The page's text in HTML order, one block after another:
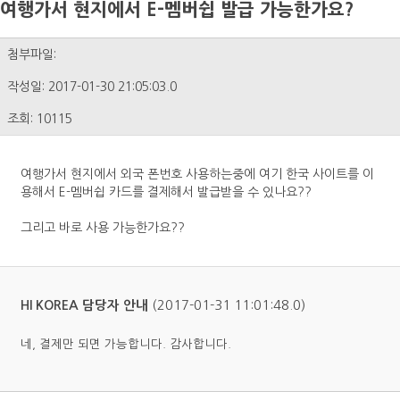
여행가서 현지에서 E-멤버쉽 발급 가능한가요?
첨부파일:
작성일: 2017-01-30 21:05:03.0
조회: 10115
여행가서 현지에서 외국 폰번호 사용하는중에 여기 한국 사이트를 이
용해서 E-멤버쉽 카드를 결제해서 발급받을 수 있나요??
그리고 바로 사용 가능한가요??
HI KOREA 담당자 안내 (2017-01-31 11:01:48.0)
네, 결제만 되면 가능합니다. 감사합니다.